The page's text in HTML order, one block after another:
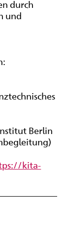
durch
und
Berlin
kita-